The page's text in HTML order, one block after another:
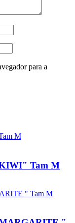
para a
Tam M